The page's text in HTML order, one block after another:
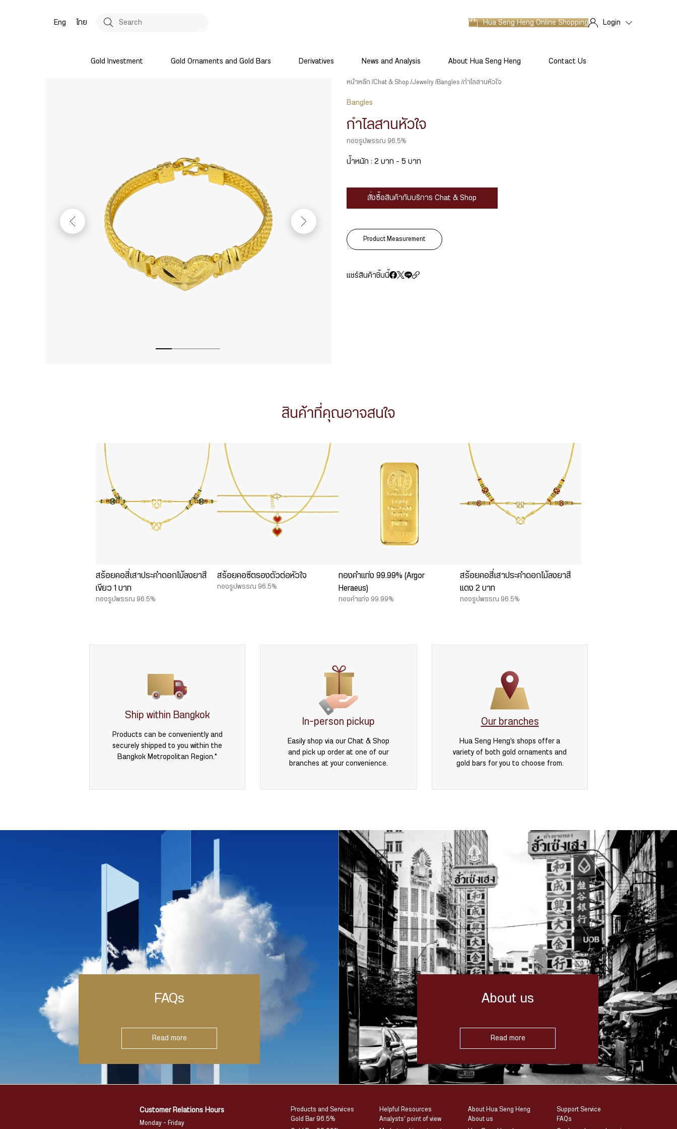
Eng ไทย Hua Seng HengOnline Shopping Login
Gold Investment Gold Ornaments and Gold Bars Derivatives News and Analysis About Hua Seng Heng Contact Us
หน้าหลัก Chat & Shop Jewelry Bangles กำไลสานหัวใจ
Bangles
กำไลสานหัวใจ
ทองรูปพรรณ 96.5%
น้ำหนัก : 2 บาท – 5 บาท
สั่งซื้อสินค้ากับบริการ Chat & Shop
Product Measurement
แชร์สินค้าชิ้นนี้
สินค้าที่คุณอาจสนใจ
สร้อยคอสี่เสาประคำดอกไม้ลงยาสี
เขียว 1 บาท
ทองรูปพรรณ 96.5%
สร้อยคอซีตรองตัวต่อหัวใจ
ทองรูปพรรณ 96.5%
ทองคำแท่ง 99.99% (Argor
Heraeus)
ทองคำแท่ง 99.99%
สร้อยคอสี่เสาประคำดอกไม้ลงยาสี
แดง 2 บาท
ทองรูปพรรณ 96.5%
Ship within Bangkok
Products can be conveniently and
securely shipped to you within the
Bangkok Metropolitan Region.*
In-person pickup
Easily shop via our Chat & Shop
and pick up order at one of our
branches at your convenience.
Our branches
Hua Seng Heng’s shops offer a
variety of both gold ornaments and
gold bars for you to choose from.
FAQs
Read more
About us
Read more
Customer Relations Hours
Monday – Friday
Products and Services
Gold Bar 96.5%
Helpful Resources
Analysts’ point of view
About Hua Seng Heng
About us
Support Service
FAQs